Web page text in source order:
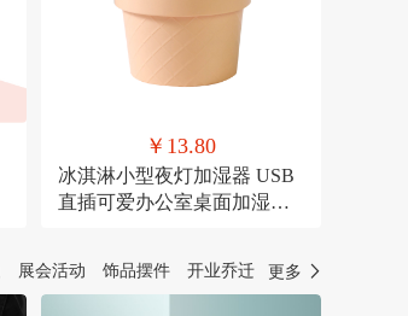
￥13.80
冰淇淋小型夜灯加湿器 USB
直插可爱办公室桌面加湿器
展会活动 饰品摆件 开业乔迁 更多